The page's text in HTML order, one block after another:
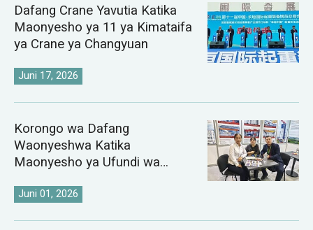
Dafang Crane Yavutia Katika
Maonyesho ya 11 ya Kimataifa
ya Crane ya Changyuan
Juni 17, 2026
Korongo wa Dafang
Waonyeshwa Katika
Maonyesho ya Ufundi wa
Uzbekistan ya 2026
Juni 01, 2026